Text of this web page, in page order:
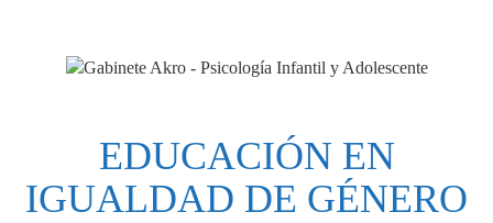
EDUCACIÓN EN
IGUALDAD DE GÉNERO